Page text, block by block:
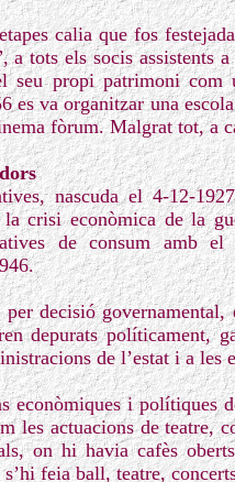
calia que fos
a tots els socis assistents
seu propi patrimoni com
es va organitzar una
fòrum. Malgrat tot, a
nascuda el 4-12-
la crisi econòmica de la
de consum amb
decisió
depurats políticament,
de l’estat i a
econòmiques i polítiques
les actuacions de teatre,
on hi havia cafès
feia ball, teatre,